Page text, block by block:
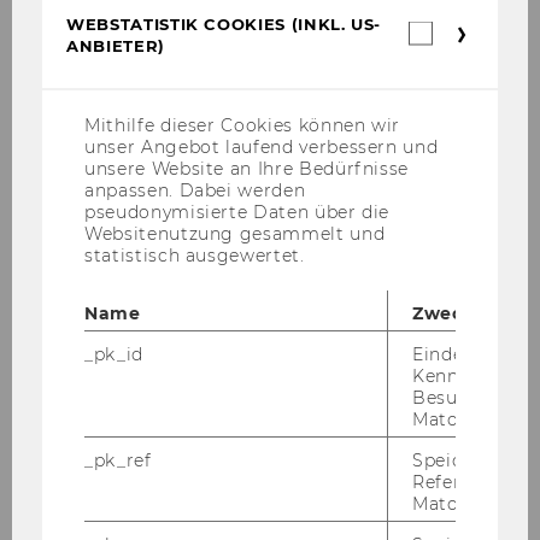
Bewerberinnen und Bewerber um Verständnis
dafür, dass Reise- und Aufenthaltskosten, die
Wirtschaftsuniversität Wien abgegolten
werden können.
AUS­GE­SCHRIE­BE­NE STEL­LEN:
Institut für Englische
sind voraussichtlich ab 1. September 2014 bis
31. Juli 2017
zwei Stellen für eine/n Senior Lecturer prae
(Angestellte/r gemäß Kollektivvertrag für die
Arbeitnehmer/innen der Universitäten,
monatliches Entgelt: 1.307,90 € brutto)
WEBSTATISTIK COOKIES (INKL. US-
ANBIETER)
Mithilfe dieser Cookies können wir
unser Angebot laufend verbessern und
unsere Website an Ihre Bedürfnisse
anpassen. Dabei werden
pseudonymisierte Daten über die
Websitenutzung gesammelt und
statistisch ausgewertet.
Name
Zweck
_pk_id
Eindeutige
Besuchers
Matomo.
_pk_ref
Speicherung
Referrers
Matomo.